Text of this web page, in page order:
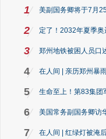
1 美副国务卿将于7月
2 定了！2032年夏季
3 郑州地铁被困人员口
4 在人间 | 亲历郑州暴
5 生命至上！第83集团
6 美国常务副国务卿访
7 在人间 | 红绿灯被淹